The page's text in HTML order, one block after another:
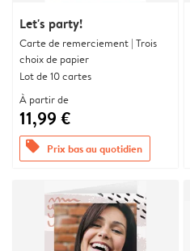
Let's party!
Carte de remerciement | Trois
choix de papier
Lot de 10 cartes
À partir de
11,99 €
offers Prix bas au quotidien